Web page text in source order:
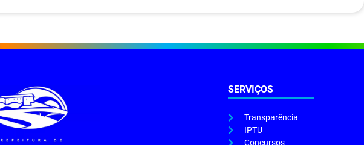
SERVIÇOS
Transparência
IPTU
Concursos